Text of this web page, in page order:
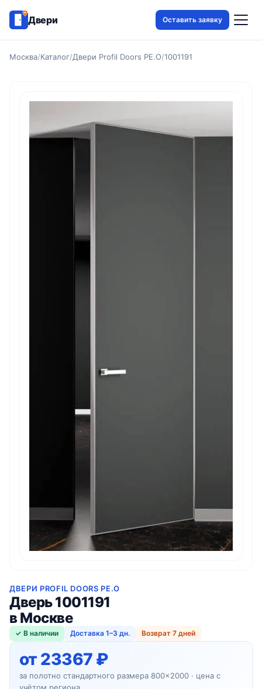
Двери Оставить заявку
Москва/Каталог/Двери Profil Doors PE.O/1001191
ДВЕРИ PROFIL DOORS PE.O
Дверь 1001191
в Москве
✓ В наличии Доставка 1–3 дн. Возврат 7 дней
от 23367 ₽
за полотно стандартного размера 800×2000 · цена с